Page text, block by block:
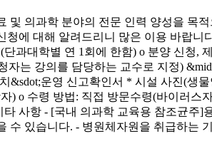
의과학 분야의 전문 인력 양성을 목
에 대해 알려드리니 많은 이용 바랍니
과대학별 연 1회에 한함) o 분양 신청
는 강의를 담당하는 교수로 지정)
&sdot;운영 신고확인서 * 시설 사진(생
) o 수령 방법: 직접 방문수령(바이러
사항 - [국내 의과학 교육용 참조균
수 있습니다. - 병원체자원을 취급하는